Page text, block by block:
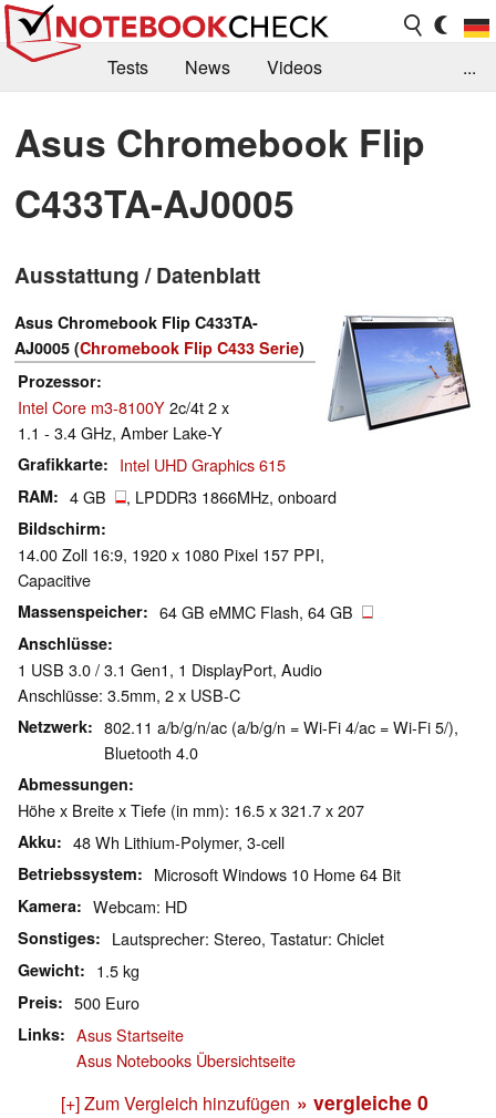
Tests News
Videos
Kaufberatung
Deals Suche
Jobs
Forum
...
Asus Chromebook Flip
C433TA-AJ0005
Ausstattung / Datenblatt
Asus Chromebook Flip C433TA-
AJ0005 (Chromebook Flip C433 Serie)
Prozessor
Intel Core m3-8100Y2c/4t 2 x
1.1 - 3.4 GHz, Amber Lake-Y
Grafikkarte Intel UHD Graphics 615
RAM 4 GB , LPDDR3 1866MHz, onboard
Bildschirm
14.00 Zoll 16:9, 1920 x 1080 Pixel 157 PPI,
Capacitive
Massenspeicher 64 GB eMMC Flash, 64 GB
Anschlüsse
1 USB 3.0 / 3.1 Gen1, 1 DisplayPort, Audio
Anschlüsse: 3.5mm, 2 x USB-C
Netzwerk
802.11 a/b/g/n/ac (a/b/g/n = Wi-Fi 4/ac = Wi-Fi 5/),
Bluetooth 4.0
Abmessungen
Höhe x Breite x Tiefe (in mm): 16.5 x 321.7 x 207
Akku 48 Wh Lithium-Polymer, 3-cell
Betriebssystem Microsoft Windows 10 Home 64 Bit
Kamera Webcam: HD
Sonstiges Lautsprecher: Stereo, Tastatur: Chiclet
Gewicht 1.5 kg
Preis 500 Euro
Links
Asus Startseite
Asus Notebooks Übersichtseite
[+] Zum Vergleich hinzufügen » vergleiche 0